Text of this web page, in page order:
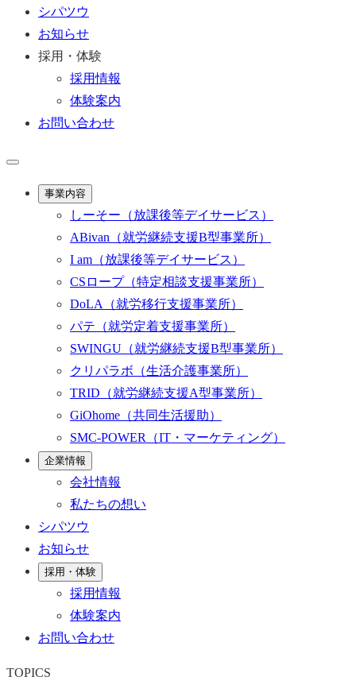
シパツウ
お知らせ
採用・体験
採用情報
体験案内
お問い合わせ
事業内容
しーそー （放課後等デイサービス）
ABivan （就労継続支援B型事業所）
I am （放課後等デイサービス）
CSロープ（特定相談支援事業所）
DoLA
（就労移行支援事業所）
パテ （就労定着支援事業所）
SWINGU （就労継続支援B型事業所）
クリパラボ （生活介護事業所）
TRID （就労継続支援A型事業所）
GiOhome （共同生活援助）
SMC-POWER
（IT・マーケティング）
企業情報
会社情報
私たちの想い
シパツウ
お知らせ
採用・体験
採用情報
体験案内
お問い合わせ
TOPICS